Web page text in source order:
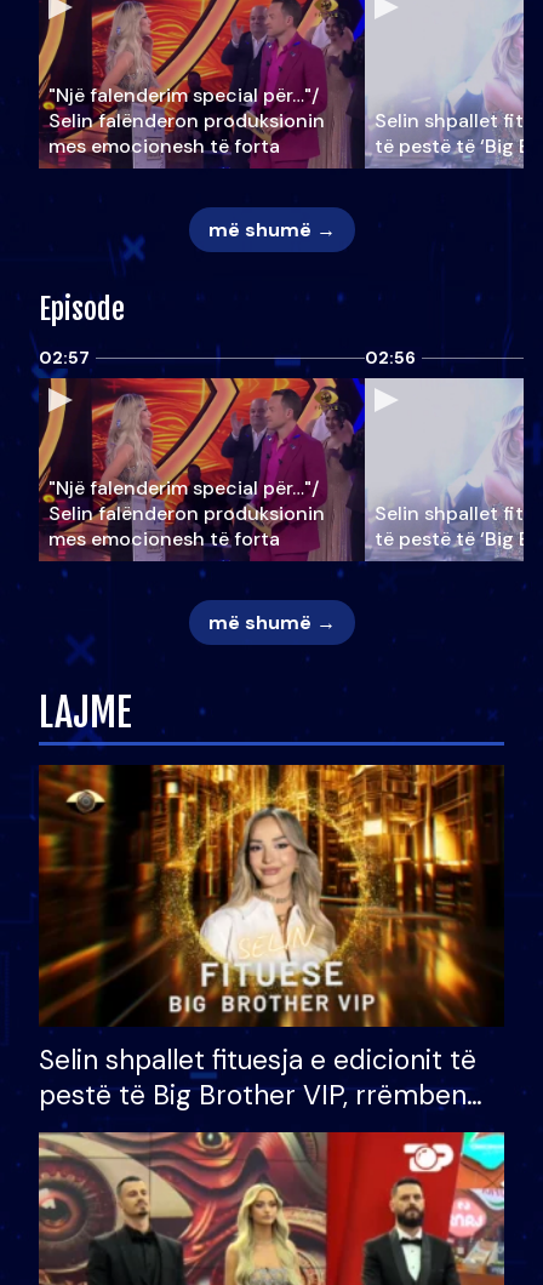
"Një falenderim special për…"/
Selin falënderon produksionin
mes emocionesh të forta
Selin shpallet
të pestë të ‘Big
më shumë →
Episode
02:57
"Një falenderim special për…"/
Selin falënderon produksionin
mes emocionesh të forta
02:56
Selin shpallet
të pestë të ‘Big
më shumë →
LAJME
Selin shpallet fituesja e edicionit të
pestë të Big Brother VIP, rrëmben
çmimin e madh prej 100 mijë eurosh